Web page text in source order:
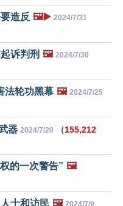
造反 🖼️▶️ 2024/7/31
诉判刑 🖼️ 2024/7/30
法轮功黑幕 🖼️ 2024/7/25
器 2024/7/20 （155,212
的一次警告” 🖼️
士和访民 🖼️ 2024/7/9